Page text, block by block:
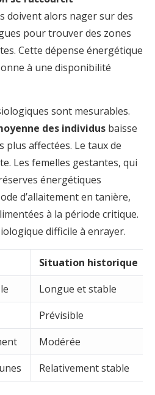
doivent alors nager sur des
pour trouver des zones
Cette dépense énergétique
à une disponibilité
sont mesurables.
des individus baisse
plus affectées. Le taux de
Les femelles gestantes, qui
énergétiques
d’allaitement en tanière,
à la période critique.
difficile à enrayer.
Situation historique
Longue et stable
Prévisible
Modérée
Relativement stable